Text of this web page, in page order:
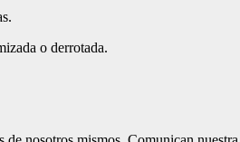
o derrotada.